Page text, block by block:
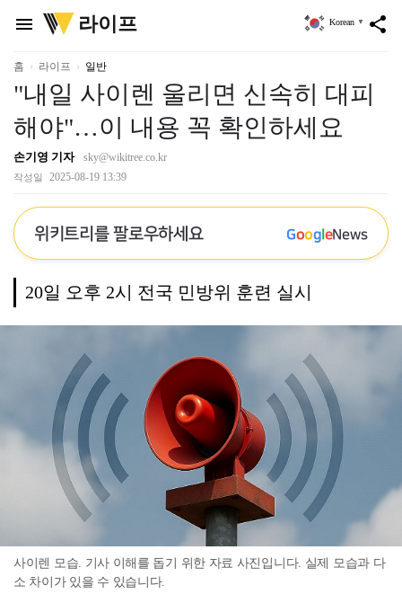
menu
위
키
리
라이프 share
Korean ▼
홈 라이프 일반
"내일 사이렌 울리면 신속히 대피
해야"…이 내용 꼭 확인하세요
손기영 기자 sky@wikitree.co.kr
작성일 2025-08-19 13:39
위키트리를 팔로우하세요 GoogleNews
20일 오후 2시 전국 민방위 훈련 실시
사이렌 모습. 기사 이해를 돕기 위한 자료 사진입니다. 실제 모습과 다
소 차이가 있을 수 있습니다.